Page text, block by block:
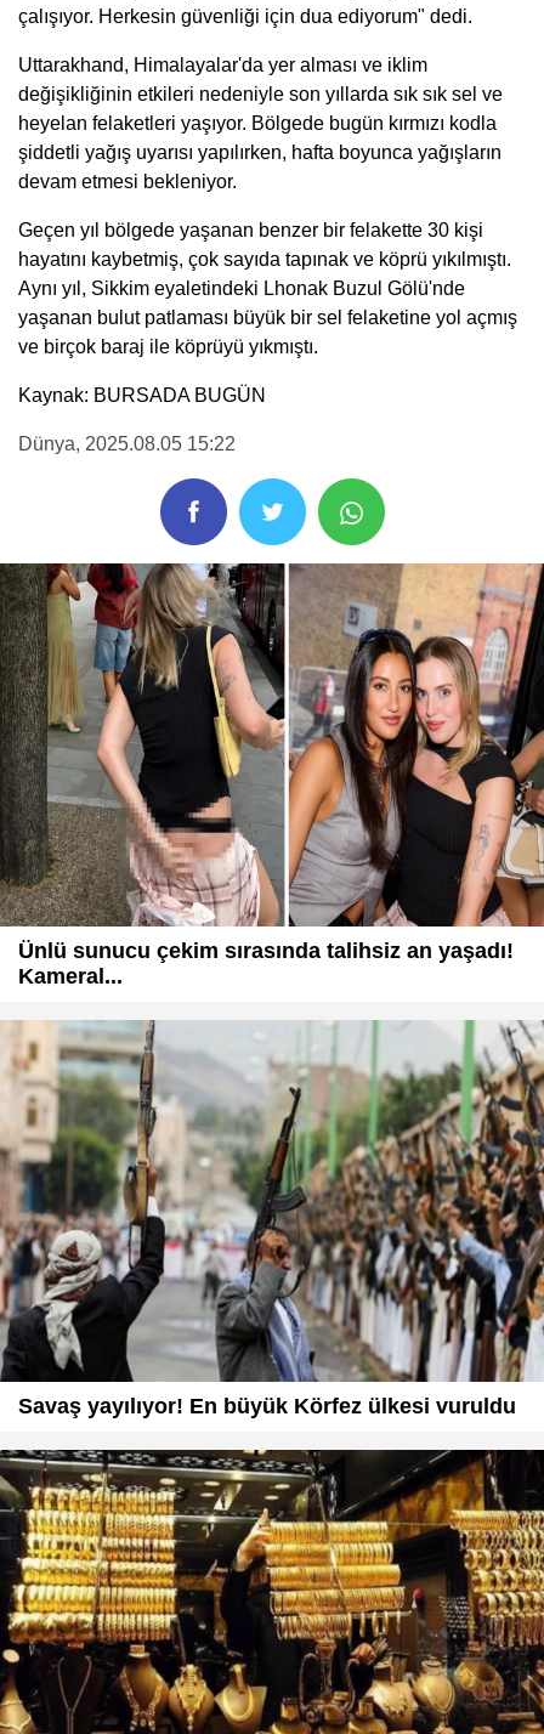
çalışıyor. Herkesin güvenliği için dua ediyorum" dedi.
Uttarakhand, Himalayalar'da yer alması ve iklim
değişikliğinin etkileri nedeniyle son yıllarda sık sık sel ve
heyelan felaketleri yaşıyor. Bölgede bugün kırmızı kodla
şiddetli yağış uyarısı yapılırken, hafta boyunca yağışların
devam etmesi bekleniyor.
Geçen yıl bölgede yaşanan benzer bir felakette 30 kişi
hayatını kaybetmiş, çok sayıda tapınak ve köprü yıkılmıştı.
Aynı yıl, Sikkim eyaletindeki Lhonak Buzul Gölü'nde
yaşanan bulut patlaması büyük bir sel felaketine yol açmış
ve birçok baraj ile köprüyü yıkmıştı.
Kaynak: BURSADA BUGÜN
Dünya, 2025.08.05 15:22
Ünlü sunucu çekim sırasında talihsiz an yaşadı!
Kameral...
Savaş yayılıyor! En büyük Körfez ülkesi vuruldu